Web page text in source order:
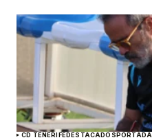
CD TENERIFEDESTACADOSPORTADA